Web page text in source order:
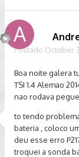
Postado October
Boa noite galera
TSI 1.4 Alemao
nao rodava
to tendo
bateria , coloco
deu esse erro
troquei a sonda